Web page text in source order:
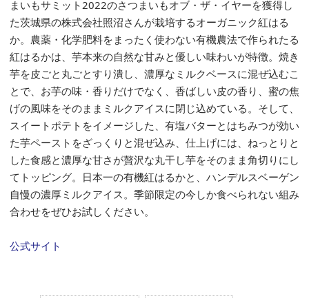
まいもサミット2022のさつまいもオブ・ザ・イヤーを獲得し
た茨城県の株式会社照沼さんが栽培するオーガニック紅はる
か。農薬・化学肥料をまったく使わない有機農法で作られたる
紅はるかは、芋本来の自然な甘みと優しい味わいが特徴。焼き
芋を皮ごと丸ごとすり潰し、濃厚なミルクベースに混ぜ込むこ
とで、お芋の味・香りだけでなく、香ばしい皮の香り、蜜の焦
げの風味をそのままミルクアイスに閉じ込めている。そして、
スイートポテトをイメージした、有塩バターとはちみつが効い
た芋ペーストをざっくりと混ぜ込み、仕上げには、ねっとりと
した食感と濃厚な甘さが贅沢な丸干し芋をそのまま角切りにし
てトッピング。日本一の有機紅はるかと、ハンデルスベーゲン
自慢の濃厚ミルクアイス。季節限定の今しか食べられない組み
合わせをぜひお試しください。
公式サイト